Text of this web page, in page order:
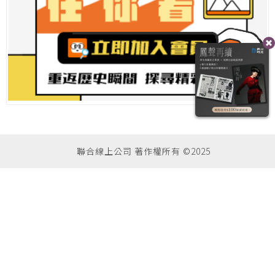
聯合線上公司 著作權所有 ©2025